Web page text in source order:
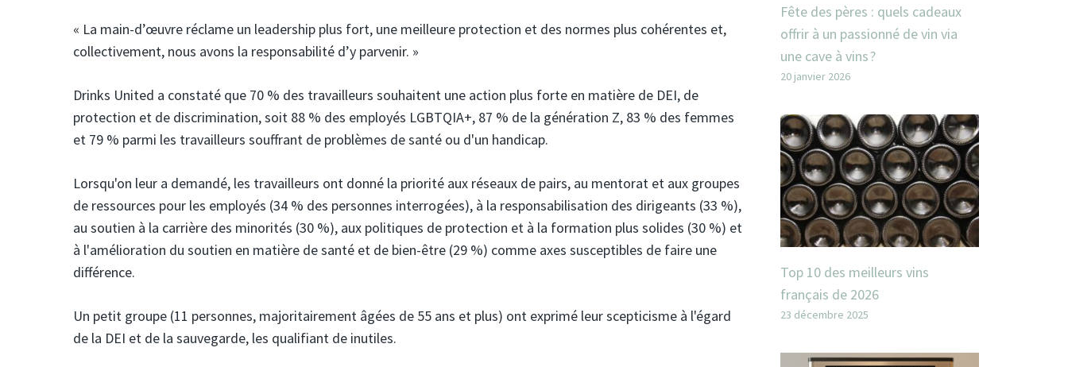
« La main-d’œuvre réclame un leadership plus fort, une meilleure protection et des normes plus cohérentes et,
collectivement, nous avons la responsabilité d’y parvenir. »
Drinks United a constaté que 70 % des travailleurs souhaitent une action plus forte en matière de DEI, de
protection et de discrimination, soit 88 % des employés LGBTQIA+, 87 % de la génération Z, 83 % des femmes
et 79 % parmi les travailleurs souffrant de problèmes de santé ou d'un handicap.
Lorsqu'on leur a demandé, les travailleurs ont donné la priorité aux réseaux de pairs, au mentorat et aux groupes
de ressources pour les employés (34 % des personnes interrogées), à la responsabilisation des dirigeants (33 %),
au soutien à la carrière des minorités (30 %), aux politiques de protection et à la formation plus solides (30 %) et
à l'amélioration du soutien en matière de santé et de bien-être (29 %) comme axes susceptibles de faire une
différence.
Un petit groupe (11 personnes, majoritairement âgées de 55 ans et plus) ont exprimé leur scepticisme à l'égard
de la DEI et de la sauvegarde, les qualifiant de inutiles.
Fête des pères : quels cadeaux
offrir à un passionné de vin via
une cave à vins ?
20 janvier 2026
Top 10 des meilleurs vins
français de 2026
23 décembre 2025